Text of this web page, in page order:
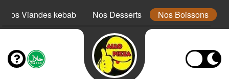
Nos Viandes kebab Nos Desserts Nos Boissons